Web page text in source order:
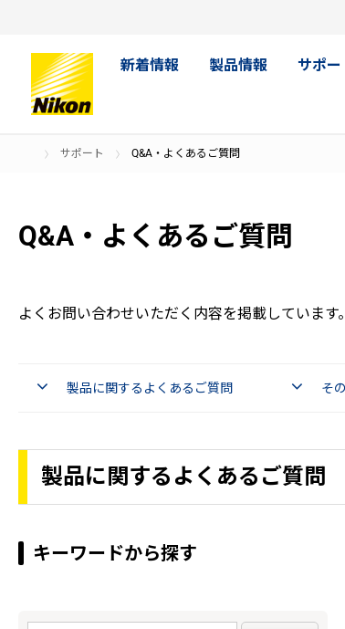
新着情報 製品情報 サポー
サポート Q&A・よくあるご質問
Q&A・よくあるご質問
よくお問い合わせいただく内容を掲載していま
製品に関するよくあるご質問 そ
製品に関するよくあるご質問
キーワードから探す